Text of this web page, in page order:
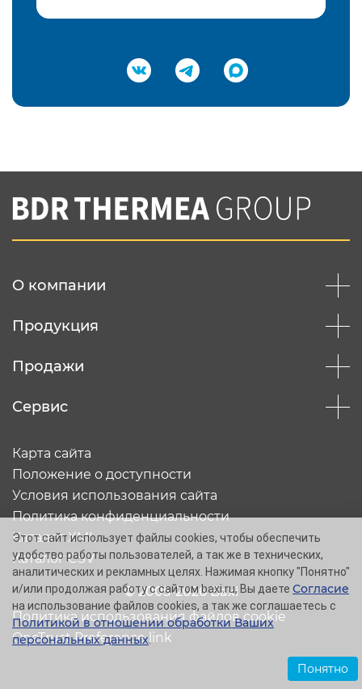
Подтвердить e-mail
Вы соглашаетесь с нашей политикой
конфеденциальности
О компании
Продукция
Продажи
Сервис
© 2005-2026 Baxi
Карта сайта
Положение о доступности
Условия использования сайта
Политика конфиденциальности
Каталог XML
Каталог CSV
Политика использования файлов cookie
OneTrust Preference link
Этот сайт использует файлы cookies, чтобы обеспечить
удобство работы пользователей, а так же в технических,
аналитических и рекламных целях. Нажимая кнопку "Понятно"
и/или продолжая работу с сайтом baxi.ru, Вы даете Согласие
на использование файлов cookies, а так же соглашаетесь с
Политикой в отношении обработки Ваших
персональных данных.
Понятно